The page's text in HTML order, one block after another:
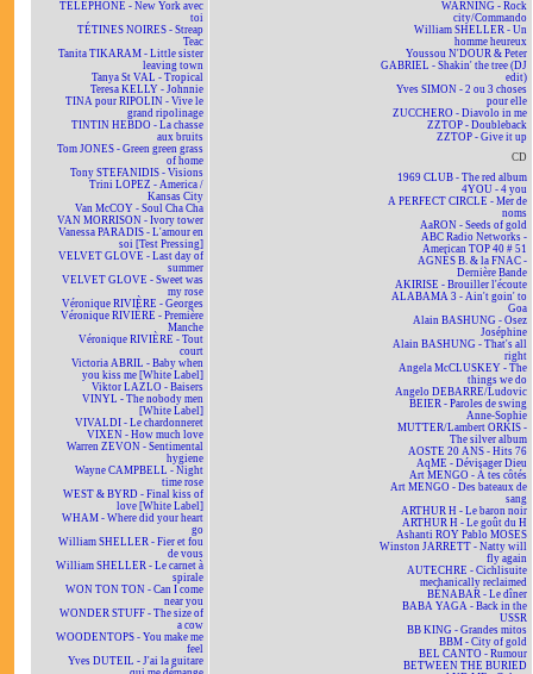
TÉLÉPHONE - New York avec
toi
TÉTINES NOIRES - Streap
Teac
Tanita TIKARAM - Little sister
leaving town
Tanya St VAL - Tropical
Teresa KELLY - Johnnie
TINA pour RIPOLIN - Vive le
grand ripolinage
TINTIN HEBDO - La chasse
aux bruits
Tom JONES - Green green grass
of home
Tony STEFANIDIS - Visions
Trini LOPEZ - America /
Kansas City
Van McCOY - Soul Cha Cha
VAN MORRISON - Ivory tower
Vanessa PARADIS - L'amour en
soi [Test Pressing]
VELVET GLOVE - Last day of
summer
VELVET GLOVE - Sweet was
my rose
Véronique RIVIÈRE - Georges
Véronique RIVIÈRE - Première
Manche
Véronique RIVIÈRE - Tout
court
Victoria ABRIL - Baby when
you kiss me [White Label]
Viktor LAZLO - Baisers
VINYL - The nobody men
[White Label]
VIVALDI - Le chardonneret
VIXEN - How much love
Warren ZEVON - Sentimental
hygiene
Wayne CAMPBELL - Night
time rose
WEST & BYRD - Final kiss of
love [White Label]
WHAM - Where did your heart
go
William SHELLER - Fier et fou
de vous
William SHELLER - Le carnet à
spirale
WON TON TON - Can I come
near you
WONDER STUFF - The size of
a cow
WOODENTOPS - You make me
feel
Yves DUTEIL - J'ai la guitare
WARNING - Rock
city/Commando
William SHELLER - Un
homme heureux
Youssou N'DOUR & Peter
GABRIEL - Shakin' the tree (DJ
edit)
Yves SIMON - 2 ou 3 choses
pour elle
ZUCCHERO - Diavolo in me
ZZTOP - Doubleback
ZZTOP - Give it up
CD
1969 CLUB - The red album
4YOU - 4 you
A PERFECT CIRCLE - Mer de
noms
AaRON - Seeds of gold
ABC Radio Networks -
American TOP 40 # 51
AGNÈS B. & la FNAC -
Dernière Bande
AKIRISE - Brouiller l'écoute
ALABAMA 3 - Ain't goin' to
Goa
Alain BASHUNG - Osez
Joséphine
Alain BASHUNG - That's all
right
Angela McCLUSKEY - The
things we do
Angelo DEBARRE/Ludovic
BEIER - Paroles de swing
Anne-Sophie
MUTTER/Lambert ORKIS -
The silver album
AOSTE 20 ANS - Hits 76
AqME - Dévisager Dieu
Art MENGO - À tes côtés
Art MENGO - Des bateaux de
sang
ARTHUR H - Le baron noir
ARTHUR H - Le goût du H
Ashanti ROY Pablo MOSES
Winston JARRETT - Natty will
fly again
AUTECHRE - Cichlisuite
mechanically reclaimed
BÉNABAR - Le dîner
BABA YAGA - Back in the
USSR
BB KING - Grandes mitos
BBM - City of gold
BEL CANTO - Rumour
BETWEEN THE BURIED